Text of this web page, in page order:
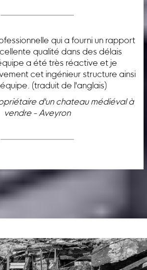
qui a fourni un rapport
qualité dans des délais
a été très réactive et je
cet ingénieur structure ainsi
(traduit de l'anglais)
d'un chateau médiéval à
vendre - Aveyron